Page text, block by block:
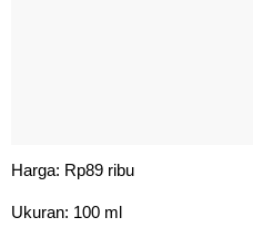
Harga: Rp89 ribu
Ukuran: 100 ml